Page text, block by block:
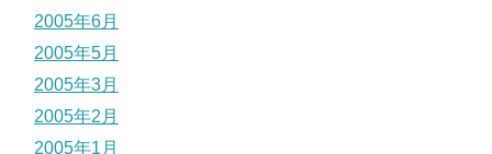
2005年6月
2005年5月
2005年3月
2005年2月
2005年1月